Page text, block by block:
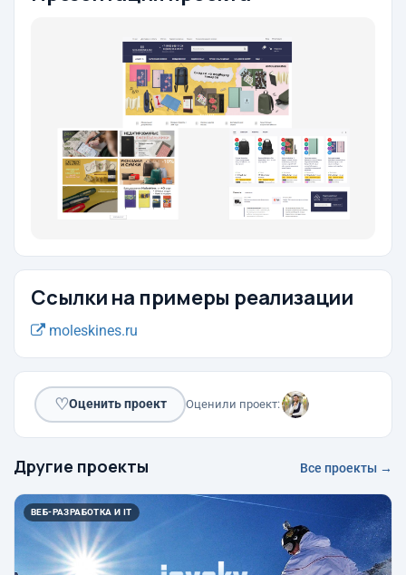
Ссылки на примеры реализации
moleskines.ru
♡Оценить проект Оценили проект:
Другие проекты Все проекты →
ВЕБ-РАЗРАБОТКА И IT